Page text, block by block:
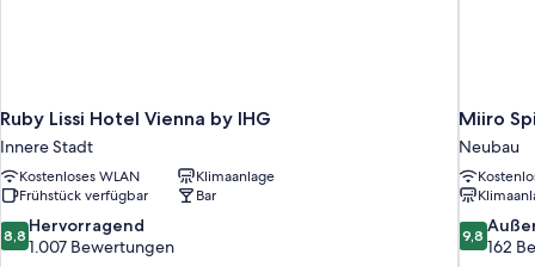
Ruby Lissi Hotel Vienna by IHG
Innere Stadt
Kostenloses WLAN
Klimaanlage
Frühstück verfügbar
Bar
8.8
von
8,8 Hervorragend
1.007 Bewertungen
Miiro
Neubau
9.8
von
9,8
162